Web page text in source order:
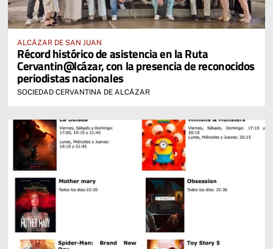
ALCÁZAR DE SAN JUAN
Récord histórico de asistencia en la Ruta
Cervantin@lcázar, con la presencia de reconocidos
periodistas nacionales
SOCIEDAD CERVANTINA DE ALCÁZAR